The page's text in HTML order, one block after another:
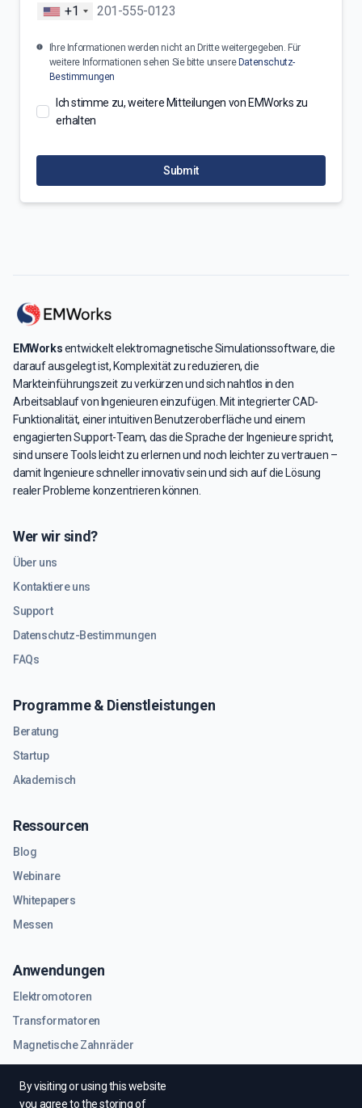
+1
Ihre Informationen werden nicht an Dritte weitergegeben. Für
weitere Informationen sehen Sie bitte unsere Datenschutz-
Bestimmungen
Ich stimme zu, weitere Mitteilungen von EMWorks zu
erhalten
Submit
By visiting or using this website
you agree to the storing of
EMWorksentwickelt elektromagnetische Simulationssoftware, die
darauf ausgelegt ist, Komplexität zu reduzieren, die
Markteinführungszeit zu verkürzen und sich nahtlos in den
Arbeitsablauf von Ingenieuren einzufügen. Mit integrierter CAD-
Funktionalität, einer intuitiven Benutzeroberfläche und einem
engagierten Support-Team, das die Sprache der Ingenieure spricht,
sind unsere Tools leicht zu erlernen und noch leichter zu vertrauen –
damit Ingenieure schneller innovativ sein und sich auf die Lösung
realer Probleme konzentrieren können.
Wer wir sind?
Über uns
Kontaktiere uns
Support
Datenschutz-Bestimmungen
FAQs
Programme & Dienstleistungen
Beratung
Startup
Akademisch
Ressourcen
Blog
Webinare
Whitepapers
Messen
Anwendungen
Elektromotoren
Transformatoren
Magnetische Zahnräder